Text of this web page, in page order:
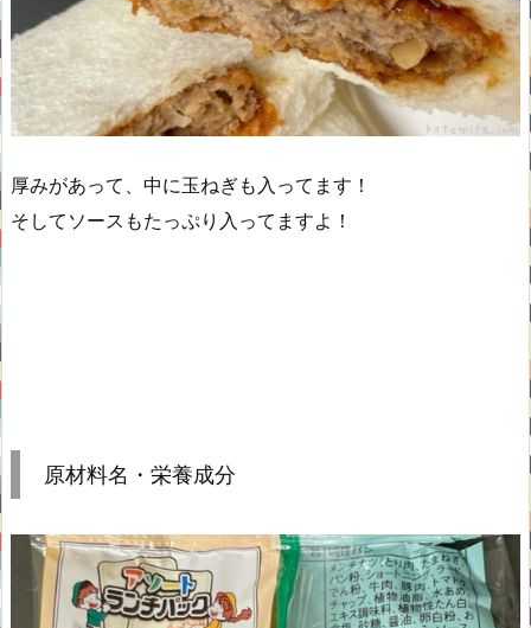
厚みがあって、中に玉ねぎも入ってます！
そしてソースもたっぷり入ってますよ！
原材料名・栄養成分